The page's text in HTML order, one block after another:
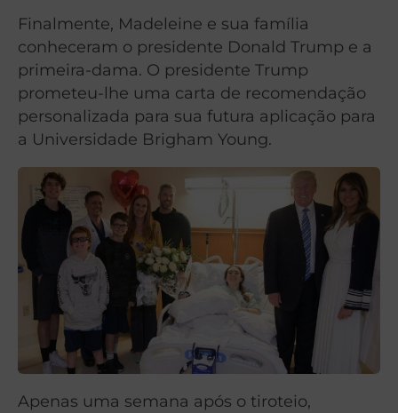
Finalmente, Madeleine e sua família
conheceram o presidente Donald Trump e a
primeira-dama. O presidente Trump
prometeu-lhe uma carta de recomendação
personalizada para sua futura aplicação para
a Universidade Brigham Young.
Apenas uma semana após o tiroteio,